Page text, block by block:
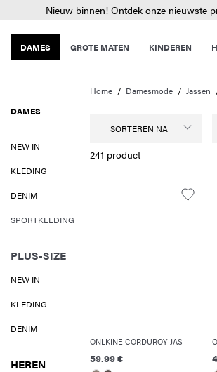
Nieuw binnen! Ontdek onze nieuwste
DAMES GROTE MATEN KINDEREN
DAMES
NEW IN
KLEDING
DENIM
SPORTKLEDING
PLUS-SIZE
NEW IN
KLEDING
DENIM
HEREN
Home Damesmode Jassen
SORTEREN NA
241 product
ONLKINE CORDUROY JAS
59.99 €